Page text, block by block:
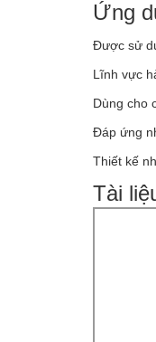
Ứng
Được sử
Lĩnh vực
Dùng cho
Đáp ứng
Thiết kế
Tài